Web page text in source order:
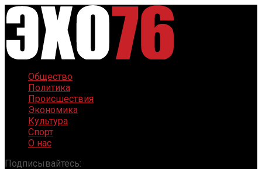
Общество
Политика
Происшествия
Экономика
Культура
Спорт
О нас
Подписывайтесь: